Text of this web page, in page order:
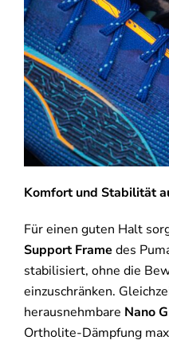
Komfort und Stabilität
Für einen guten Halt
Support Frame des
stabilisiert, ohne die
einzuschränken.
herausnehmbare Nano
Ortholite-Dämpfung